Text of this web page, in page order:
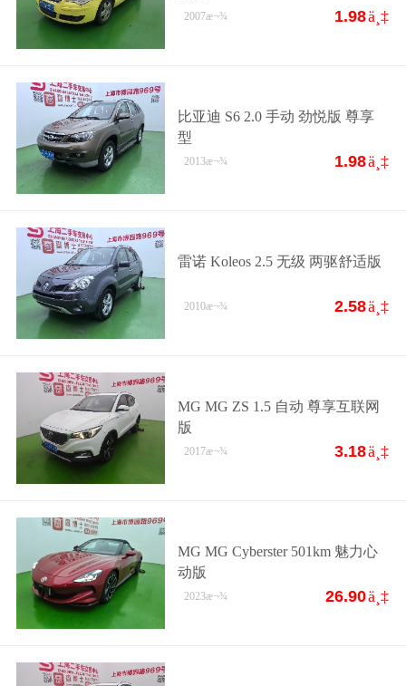
1.98ä¸‡
2007æ¬¾
比亚迪 S6 2.0 手动 劲悦版 尊享
型
1.98ä¸‡
2013æ¬¾
雷诺 Koleos 2.5 无级 两驱舒适版
2.58ä¸‡
2010æ¬¾
MG MG ZS 1.5 自动 尊享互联网
版
3.18ä¸‡
2017æ¬¾
MG MG Cyberster 501km 魅力心
动版
26.90ä¸‡
2023æ¬¾